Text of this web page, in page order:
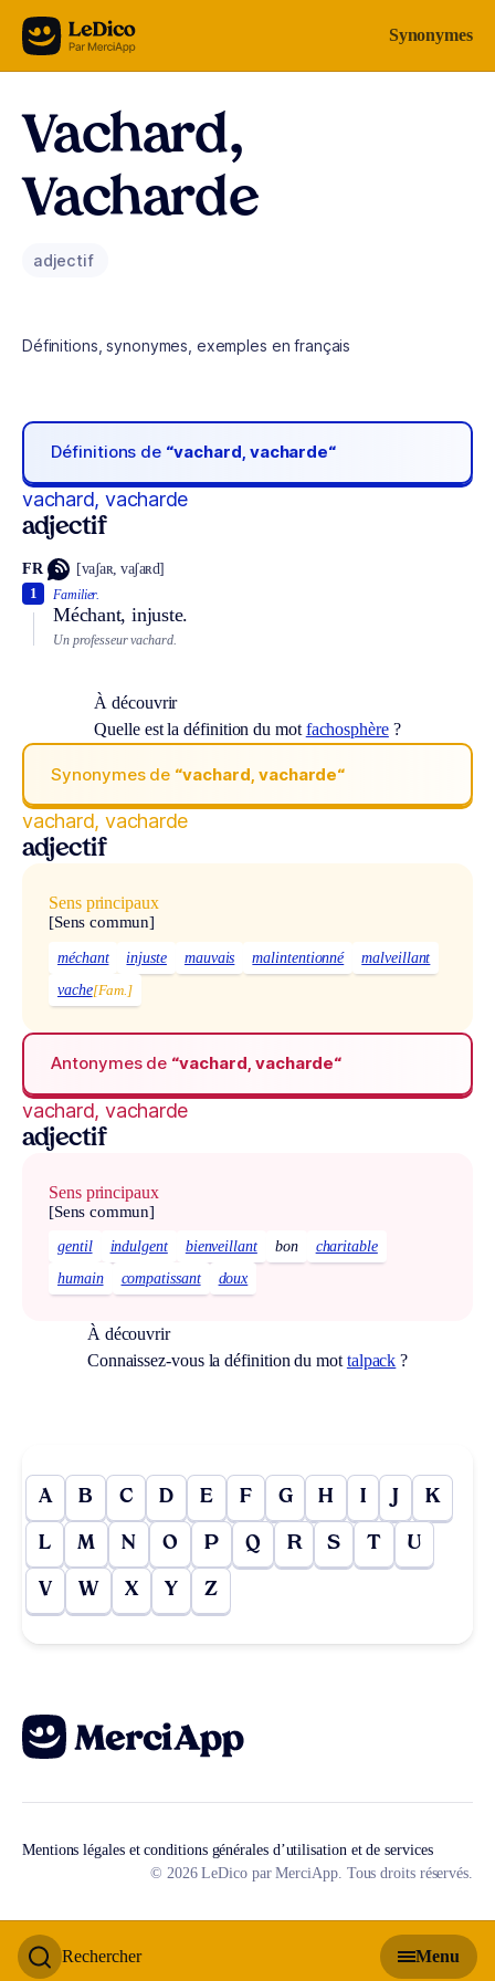
Aller au contenu Synonymes
Rechercher Menu
Vachard,
Vacharde
adjectif
Définitions, synonymes, exemples en français
Définitions de “vachard, vacharde“
vachard, vacharde
adjectif
FR [vaʃaʀ, vaʃaʀd]
Familier.
Méchant, injuste.
1
Un professeur vachard.
À découvrir
Quelle est la définition du mot fachosphère?
Synonymes de “vachard, vacharde“
vachard, vacharde
adjectif
Sens principaux
[Sens commun]
méchant injuste mauvais malintentionné
malveillant
vache[Fam.]
Antonymes de “vachard, vacharde“
vachard, vacharde
adjectif
Sens principaux
[Sens commun]
gentil indulgent bienveillant bon
charitable
humain
compatissant doux
À découvrir
Connaissez-vous la définition du mot talpack ?
A B C D E F G H I J K
L M N O P Q R S T U
V W X Y Z
Mentions légales et conditions générales d’utilisation et de services
© 2026 LeDico par MerciApp. Tous droits réservés.